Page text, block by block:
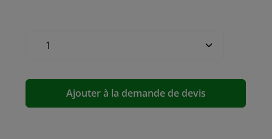
Ajouter à la demande de devis